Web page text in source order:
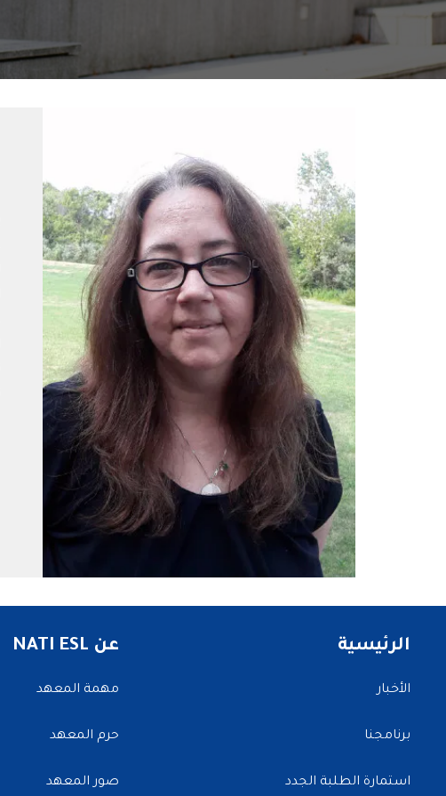
الرئيسية
الأخبار
برنامجنا
استمارة الطلبة الجدد
عن NATI ESL
مهمة المعهد
حرم المعهد
صور المعهد